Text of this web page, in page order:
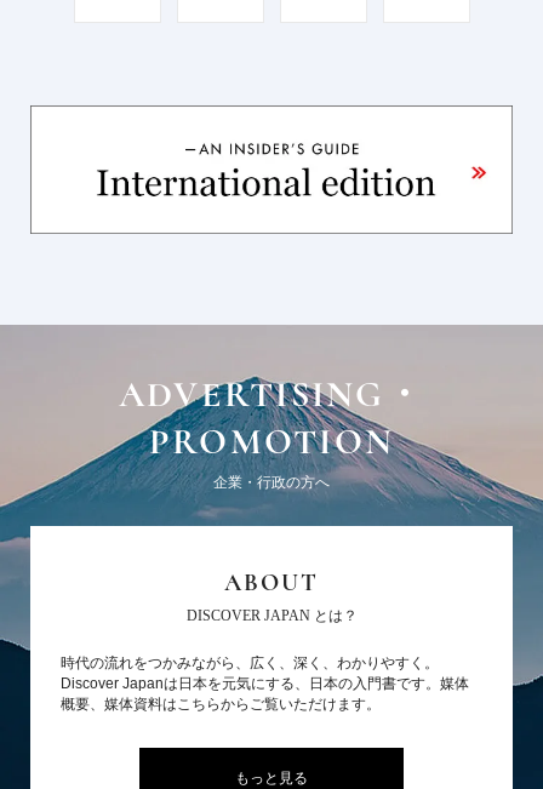
ADVERTISING・
PROMOTION
企業・行政の方へ
ABOUT
DISCOVER JAPAN とは？
時代の流れをつかみながら、広く、深く、わかりやすく。
Discover Japanは日本を元気にする、日本の入門書です。媒体
概要、媒体資料はこちらからご覧いただけます。
もっと見る